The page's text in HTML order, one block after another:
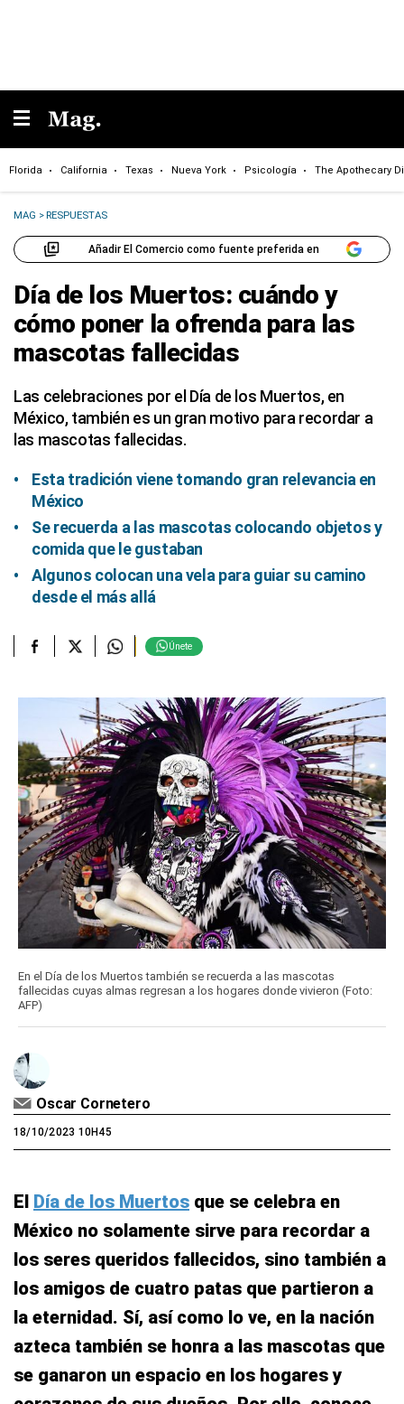
Florida California Texas Nueva York Psicología The Apothecary
MAG >RESPUESTAS
Añadir El Comercio como fuente preferida en
Día de los Muertos: cuándo y
cómo poner la ofrenda para las
mascotas fallecidas
Las celebraciones por el Día de los Muertos, en
México, también es un gran motivo para recordar a
las mascotas fallecidas.
Esta tradición viene tomando gran relevancia en
México
Se recuerda a las mascotas colocando objetos y
comida que le gustaban
Algunos colocan una vela para guiar su camino
desde el más allá
Únete
En el Día de los Muertos también se recuerda a las mascotas
fallecidas cuyas almas regresan a los hogares donde vivieron (Foto:
AFP)
Oscar Cornetero
18/10/2023 10H45
El Día de los Muertos que se celebra en
México no solamente sirve para recordar a
los seres queridos fallecidos, sino también a
los amigos de cuatro patas que partieron a
la eternidad. Sí, así como lo ve, en la nación
azteca también se honra a las mascotas que
se ganaron un espacio en los hogares y